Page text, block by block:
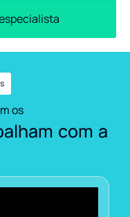
os
com a